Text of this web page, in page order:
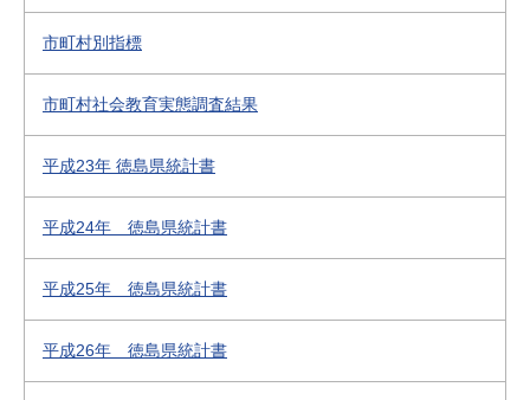
市町村別指標
市町村社会教育実態調査結果
平成23年 徳島県統計書
平成24年 徳島県統計書
平成25年 徳島県統計書
平成26年 徳島県統計書